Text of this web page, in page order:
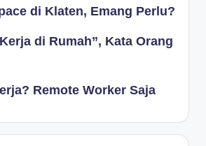
di Klaten, Emang Perlu?
di Rumah”, Kata Orang
Remote Worker Saja